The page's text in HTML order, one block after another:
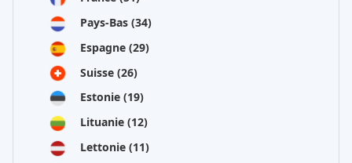
Pays-Bas (34)
Espagne (29)
Suisse (26)
Estonie (19)
Lituanie (12)
Lettonie (11)